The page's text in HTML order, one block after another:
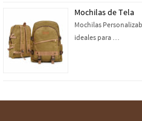
Mochilas de Tela
Mochilas
ideales para …